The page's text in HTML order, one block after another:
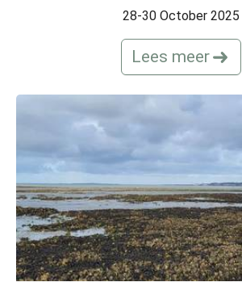
28-30 October 2025
Lees meer